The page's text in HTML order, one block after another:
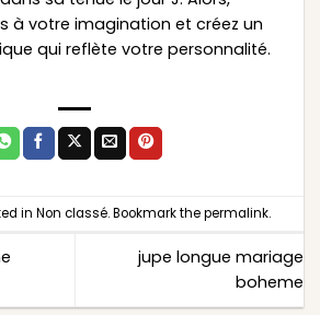
à votre imagination et créez un
qui reflète votre personnalité.
in Non classé. Bookmark thepermalink.
jupe longue mariage
boheme